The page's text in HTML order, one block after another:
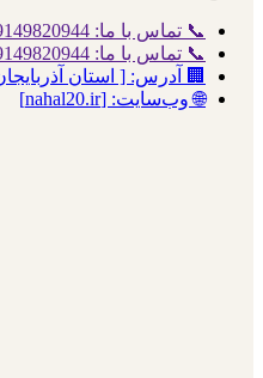
📞 تماس با ما: 09149820944
📞 تماس با ما: 09149820944
🏢 آدرس: [ استان
🌐 وب‌سایت: [nahal20.ir]